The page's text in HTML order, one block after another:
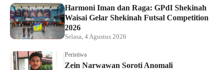
Harmoni Iman dan Raga: GPdI Shekinah
Waisai Gelar Shekinah Futsal Competition
2026
Selasa, 4 Agustus 2026
Peristiwa
Zein Narwawan Soroti Anomali